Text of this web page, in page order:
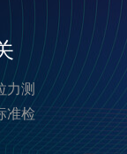
力测
准检